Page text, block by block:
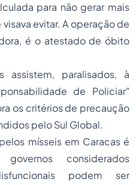
para não gerar mais
evitar. A operação de
é o atestado de óbito
assistem, paralisados, à
de Policiar"
os critérios de precaução
pelo Sul Global.
mísseis em Caracas é
considerados
podem ser